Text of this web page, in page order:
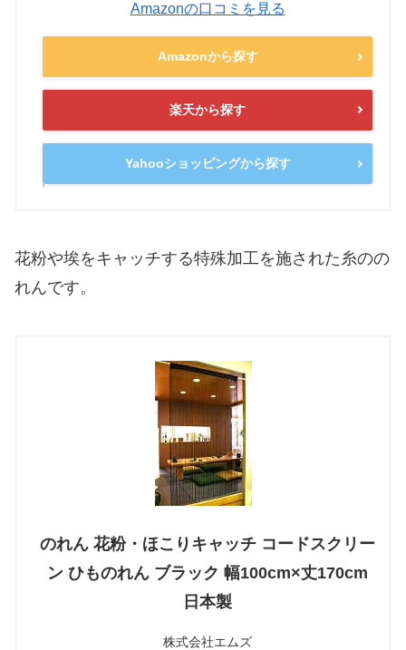
Amazonの口コミを見る
Amazonから探す
楽天から探す
Yahooショッピングから探す
花粉や埃をキャッチする特殊加工を施された糸のの
れんです。
のれん 花粉・ほこりキャッチ コードスクリー
ン ひものれん ブラック 幅100cm×丈170cm
日本製
株式会社エムズ